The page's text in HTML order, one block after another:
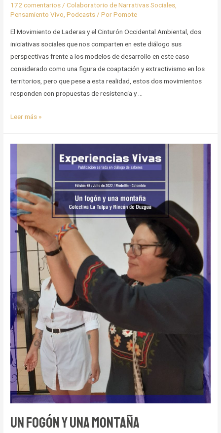
172 comentarios /Colaboratorio de Narrativas Sociales
Pensamiento Vivo ,Podcasts / PorPomote
El Movimiento de Laderas y el Cinturón Occidental Ambiental, dos
iniciativas sociales que nos comparten en este diálogo sus
perspectivas frente a los modelos de desarrollo en este caso
considerado como una figura de coaptación y extractivismo en los
territorios, pero que pese a esta realidad, estos dos movimientos
responden con propuestas de resistencia y …
Capítulo
desarrollo
Leer más »
Un fogón y una montaña